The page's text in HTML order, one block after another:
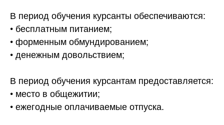
В период обучения курсанты обеспечиваются:
•⁠ ⁠бесплатным питанием;
•⁠ ⁠форменным обмундированием;
•⁠ ⁠денежным довольствием;
В период обучения курсантам предоставляется:
•⁠ ⁠место в общежитии;
•⁠ ⁠ежегодные оплачиваемые отпуска.